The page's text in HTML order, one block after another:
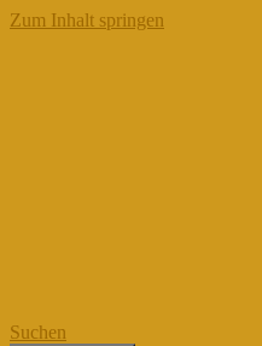
Zum Inhalt springen
Suchen